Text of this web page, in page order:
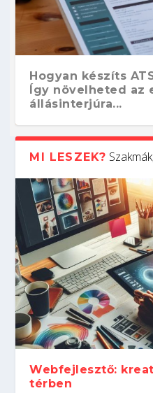
Hogyan készíts
Így növelheted az
állásinterjúra...
Kitalálod, mire
gépeket?
Nem sikerült az
Tanulj szakmát!
Szoftverfejlesztő:
amikor néhány sor
világversenyt...
Digitális detox –
telefon nélkül?
MI LESZEK?
Webfejlesztő:
térben